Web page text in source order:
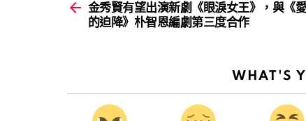
more金秀賢有望出演新劇《眼淚女王》，與《
的迫降》朴智恩編劇第三度合作
WHAT'S